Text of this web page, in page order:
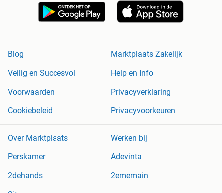
Blog
Marktplaats Zakelijk
Veilig en Succesvol
Help en Info
Voorwaarden
Privacyverklaring
Cookiebeleid
Privacyvoorkeuren
Over Marktplaats
Werken bij
Perskamer
Adevinta
2dehands
2ememain